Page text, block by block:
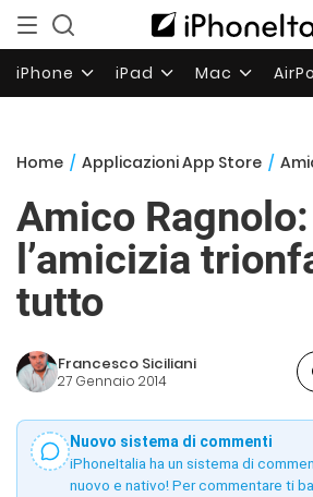
iPhone iPad Mac
Home / Applicazioni App Store / Amico
Amico
l’amicizia
tutto
Francesco Siciliani
27 Gennaio 2014
Nuovo sistema di commenti
iPhoneItalia ha un sistema di
nuovo e nativo! Per commentare ti